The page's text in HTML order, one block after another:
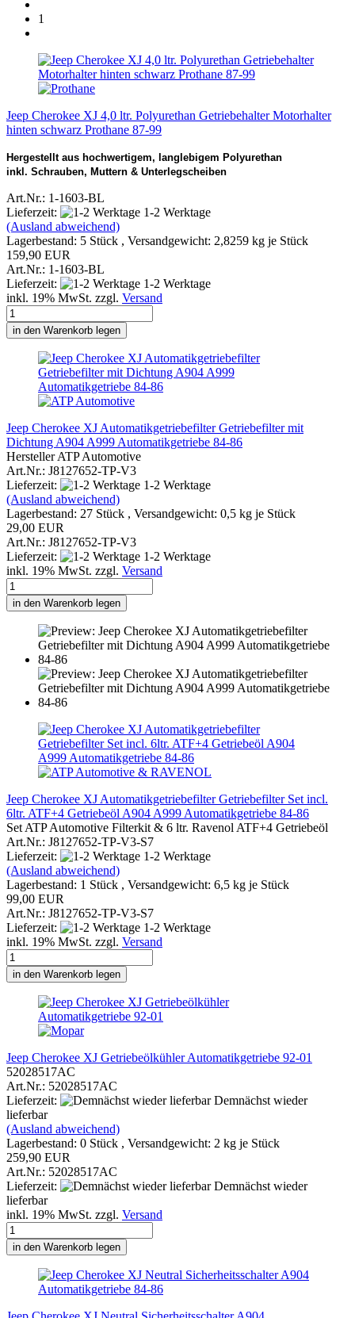
1
Jeep Cherokee XJ 4,0 ltr. Polyurethan Getriebehalter Motorhalter
hinten schwarz Prothane 87-99
Hergestellt aus hochwertigem, langlebigem Polyurethan
inkl. Schrauben, Muttern & Unterlegscheiben
Art.Nr.: 1-1603-BL
Lieferzeit:
1-2 Werktage
(Ausland abweichend)
Lagerbestand: 5 Stück , Versandgewicht: 2,8259 kg je Stück
159,90 EUR
Art.Nr.: 1-1603-BL
Lieferzeit:
1-2 Werktage
inkl. 19% MwSt. zzgl. Versand
in den Warenkorb legen
Jeep Cherokee XJ Automatikgetriebefilter Getriebefilter mit
Dichtung A904 A999 Automatikgetriebe 84-86
Hersteller ATP Automotive
Art.Nr.: J8127652-TP-V3
Lieferzeit:
1-2 Werktage
(Ausland abweichend)
Lagerbestand: 27 Stück , Versandgewicht: 0,5 kg je Stück
29,00 EUR
Art.Nr.: J8127652-TP-V3
Lieferzeit:
1-2 Werktage
inkl. 19% MwSt. zzgl. Versand
in den Warenkorb legen
Jeep Cherokee XJ Automatikgetriebefilter Getriebefilter Set incl.
6ltr. ATF+4 Getriebeöl A904 A999 Automatikgetriebe 84-86
Set ATP Automotive Filterkit & 6 ltr. Ravenol ATF+4 Getriebeöl
Art.Nr.: J8127652-TP-V3-S7
Lieferzeit:
1-2 Werktage
(Ausland abweichend)
Lagerbestand: 1 Stück , Versandgewicht: 6,5 kg je Stück
99,00 EUR
Art.Nr.: J8127652-TP-V3-S7
Lieferzeit:
1-2 Werktage
inkl. 19% MwSt. zzgl. Versand
in den Warenkorb legen
Jeep Cherokee XJ Getriebeölkühler Automatikgetriebe 92-01
52028517AC
Art.Nr.: 52028517AC
Lieferzeit:
Demnächst wieder
lieferbar
(Ausland abweichend)
Lagerbestand: 0 Stück , Versandgewicht: 2 kg je Stück
259,90 EUR
Art.Nr.: 52028517AC
Lieferzeit:
Demnächst wieder
lieferbar
inkl. 19% MwSt. zzgl. Versand
in den Warenkorb legen